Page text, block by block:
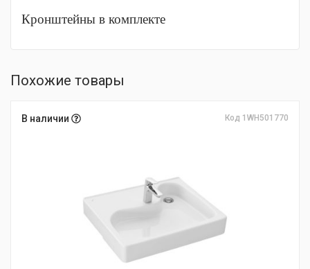
Кронштейны в комплекте
Похожие товары
В наличии Код 1WH501770